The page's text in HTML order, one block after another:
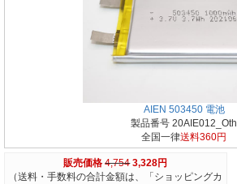
AIEN 503450 電池
製品番号 20AIE012_Oth
全国一律送料360円
販売価格 4,754 3,328円
（送料・手数料の合計金額は、「ショッピングカ